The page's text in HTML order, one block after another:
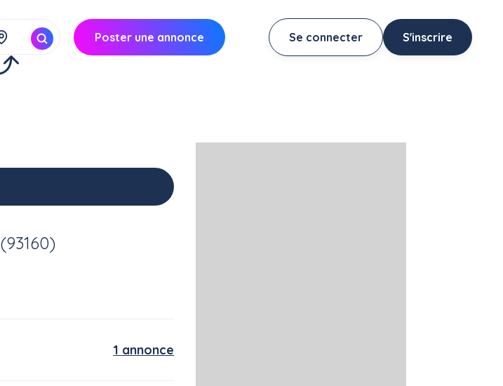
Poster une annonce Se connecter S'inscrire
1 annonce